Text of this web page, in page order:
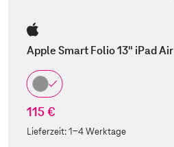
Apple Smart Folio 13" iPad Air
115 €
Lieferzeit:1-4 Werktage